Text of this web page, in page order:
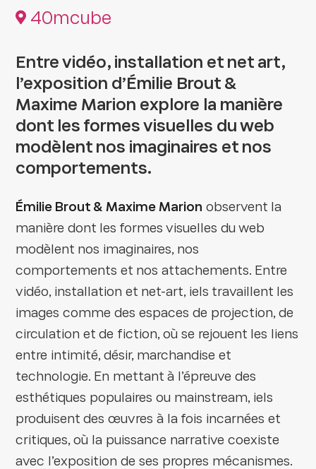
40mcube
Entre vidéo, installation et net art,
l’exposition d’Émilie Brout &
Maxime Marion explore la manière
dont les formes visuelles du web
modèlent nos imaginaires et nos
comportements.
Émilie Brout & Maxime Marion observent la
manière dont les formes visuelles du web
modèlent nos imaginaires, nos
comportements et nos attachements. Entre
vidéo, installation et net-art, iels travaillent les
images comme des espaces de projection, de
circulation et de fiction, où se rejouent les liens
entre intimité, désir, marchandise et
technologie. En mettant à l’épreuve des
esthétiques populaires ou mainstream, iels
produisent des œuvres à la fois incarnées et
critiques, où la puissance narrative coexiste
avec l’exposition de ses propres mécanismes.